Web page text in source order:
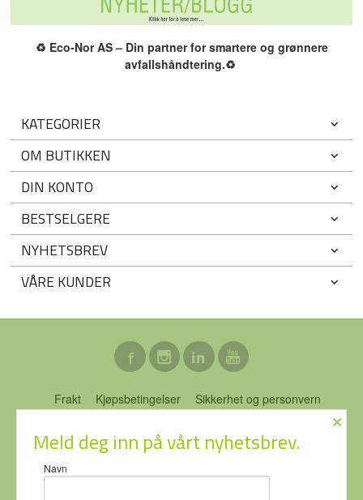
♻️ Eco-Nor AS – Din partner for smartere og grønnere
avfallshåndtering.♻️
KATEGORIER
OM BUTIKKEN
DIN KONTO
BESTSELGERE
NYHETSBREV
VÅRE KUNDER
Frakt Kjøpsbetingelser
Sikkerhet og personvern
ECO-NOR AS Stubberudveien 76 3031 DRAMMEN Tlf.
×
Meld deg inn på vårt nyhetsbrev.
Navn